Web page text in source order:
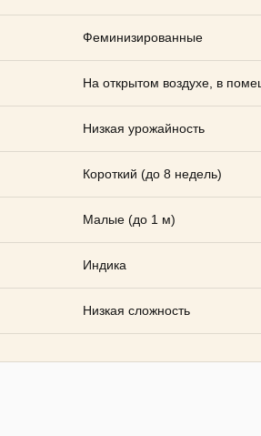
Феминизированные
На открытом воздухе, в
Низкая урожайность
Короткий (до 8 недель)
Малые (до 1 м)
Индика
Низкая сложность